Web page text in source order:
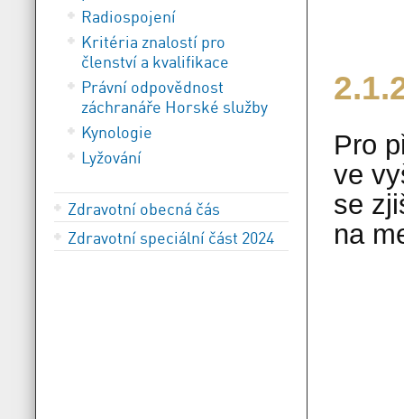
Radiospojení
Kritéria znalostí pro
členství a kvalifikace
Právní odpovědnost
záchranáře Horské služby
Kynologie
Lyžování
Zdravotní obecná čás
Zdravotní speciální část 2024
Pro
ve
se
na